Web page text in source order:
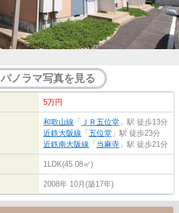
パノラマ写真を見る
5万円
和歌山線 「 ＪＲ五位堂 」駅 徒歩13分
近鉄大阪線 「 五位堂 」駅 徒歩23分
近鉄南大阪線 「 当麻寺 」駅 徒歩21分
1LDK(45.08㎡)
2008年 10月(築17年)